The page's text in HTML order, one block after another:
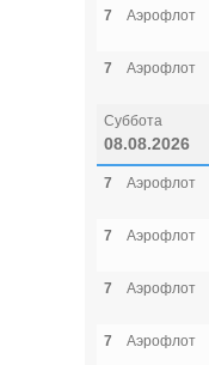
7 Аэрофлот
7 Аэрофлот
Суббота
08.08.2026
7 Аэрофлот
7 Аэрофлот
7 Аэрофлот
7 Аэрофлот